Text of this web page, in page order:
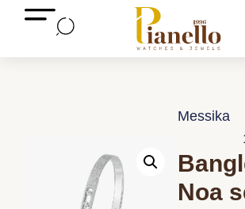
Messika
Noa